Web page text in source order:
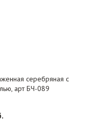
серебряная с
арт БЧ-089